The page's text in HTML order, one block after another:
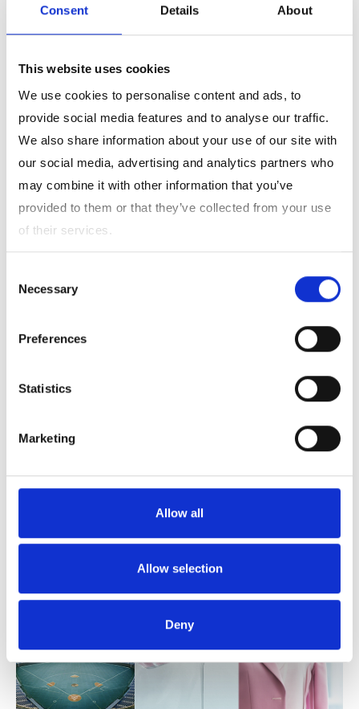
Consent Details About
This website uses cookies
We use cookies to personalise content and ads, to
provide social media features and to analyse our traffic.
We also share information about your use of our site with
our social media, advertising and analytics partners who
may combine it with other information that you’ve
provided to them or that they’ve collected from your use
of their services.
Selection
Necessary
Preferences
Statistics
Marketing
Allow all
Allow selection
Deny
メディカル事業
複合材事業
プラスチック強化材料用途のグラスファイバーを中心とした複合